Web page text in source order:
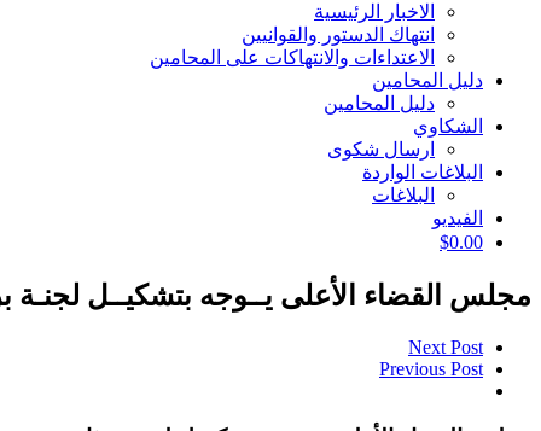
الاخبار الرئيسية
انتهاك الدستور والقوانيين
الاعتداءات والانتهاكات على المحامين
دليل المحامين
دليل المحامين
الشكاوي
ارسال شكوى
البلاغات الواردة
البلاغات
الفيديو
$0.00
مجلس القضاء الأعلى يــوجه بتشكيــل لجنـة
Next Post
Previous Post